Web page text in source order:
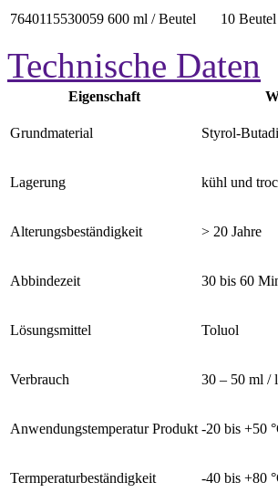
7640115530059 600 ml / Beutel 10 Beutel
Technische Daten
Eigenschaft
Grundmaterial Styrol-
Lagerung kühl und
Alterungsbeständigkeit > 20 Jahre
Abbindezeit 30 bis 60
Lösungsmittel Toluol
Verbrauch 30 – 50 ml /
Anwendungstemperatur Produkt -20 bis +50
Termperaturbeständigkeit -40 bis +80